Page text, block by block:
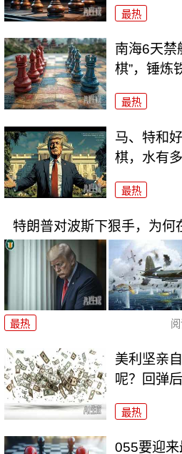
最热
南海6天禁
棋”，锤炼
最热
马、特和
棋，水有多
最热
特朗普对波斯下狠手，为何
最热
美利坚亲
呢？回弹
最热
055要迎